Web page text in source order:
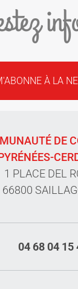
À LA
DE
1 PLACE DEL
66800
04 68 04 15